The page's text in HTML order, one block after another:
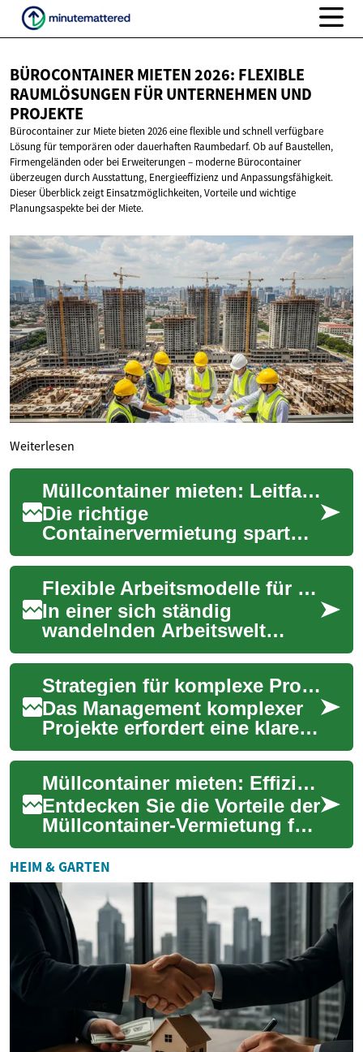
BÜROCONTAINER MIETEN 2026: FLEXIBLE
RAUMLÖSUNGEN FÜR UNTERNEHMEN UND
PROJEKTE
Bürocontainer zur Miete bieten 2026 eine flexible und schnell verfügbare
Lösung für temporären oder dauerhaften Raumbedarf. Ob auf Baustellen,
Firmengeländen oder bei Erweiterungen – moderne Bürocontainer
überzeugen durch Ausstattung, Energieeffizienz und Anpassungsfähigkeit.
Dieser Überblick zeigt Einsatzmöglichkeiten, Vorteile und wichtige
Planungsaspekte bei der Miete.
Weiterlesen
Müllcontainer mieten: Leitfaden für Vermietung & Entsorgung
Die richtige
Containervermietung spart
Zeit, Geld und schont die
Umwelt. In diesem
ausführlichen Leitfaden
erfahren S...
Flexible Arbeitsmodelle für Unternehmen
In einer sich ständig
wandelnden Arbeitswelt
suchen Unternehmen nach
Lösungen, die
Anpassungsfähigkeit und
Effizienz ...
Strategien für komplexe Projekte
Das Management komplexer
Projekte erfordert eine klare
Strategie und fundierte
Kenntnisse, um
Herausforderungen effek... Müllcontainer mieten: Effiziente Abfallentsorgung leicht gemacht
Entdecken Sie die Vorteile der
Müllcontainer-Vermietung für
Ihre Entsorgungsprojekte.
Von Renovierungen bis zu
Großba...
HEIM & GARTEN